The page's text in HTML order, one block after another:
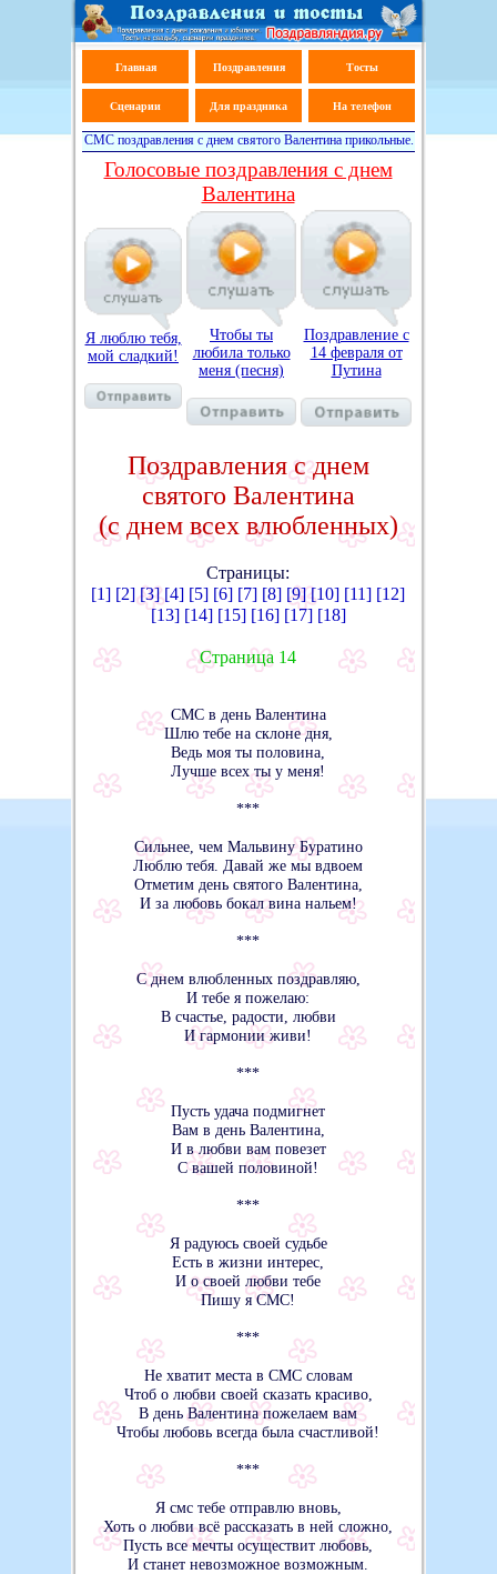
Главная Поздравления Тосты
Сценарии Для праздника На телефон
СМС поздравления с днем святого Валентина прикольные.
Голосовые поздравления с днем
Валентина
Я люблю тебя,
мой сладкий!
Чтобы ты
любила только
меня (песня)
Поздравление с
14 февраля от
Путина
Поздравления с днем
святого Валентина
(с днем всех влюбленных)
Страницы:
[1] [2] [3] [4] [5] [6] [7] [8] [9] [10] [11] [12]
[13] [14] [15] [16] [17] [18]
Страница 14
СМС в день Валентина
Шлю тебе на склоне дня,
Ведь моя ты половина,
Лучше всех ты у меня!
***
Сильнее, чем Мальвину Буратино
Люблю тебя. Давай же мы вдвоем
Отметим день святого Валентина,
И за любовь бокал вина нальем!
***
С днем влюбленных поздравляю,
И тебе я пожелаю:
В счастье, радости, любви
И гармонии живи!
***
Пусть удача подмигнет
Вам в день Валентина,
И в любви вам повезет
С вашей половиной!
***
Я радуюсь своей судьбе
Есть в жизни интерес,
И о своей любви тебе
Пишу я СМС!
***
Не хватит места в СМС словам
Чтоб о любви своей сказать красиво,
В день Валентина пожелаем вам
Чтобы любовь всегда была счастливой!
***
Я смс тебе отправлю вновь,
Хоть о любви всё рассказать в ней сложно,
Пусть все мечты осуществит любовь,
И станет невозможное возможным.